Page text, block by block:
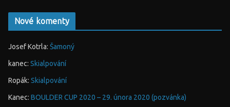
Nové komenty
Josef Kotrla: Šamoný
kanec: Skialpování
Ropák: Skialpování
Kanec: BOULDER CUP 2020 – 29. února 2020 (pozvánka)